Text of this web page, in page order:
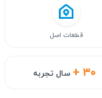
+ ۳۰ سال تجربه
قطعات اصل